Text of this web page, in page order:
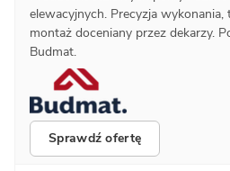
elewacyjnych. Precyzja wykonania,
montaż doceniany przez dekarzy.
Budmat.
Sprawdź ofertę